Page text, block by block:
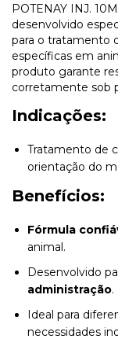
POTENAY INJ.
desenvolvido
para o tratamento
específicas em
produto garante
corretamente sob
Indicações:
Tratamento de
orientação do
Benefícios:
Fórmula
animal.
Desenvolvido
administração.
Ideal para
necessidades